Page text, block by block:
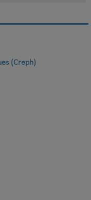
(Creph)